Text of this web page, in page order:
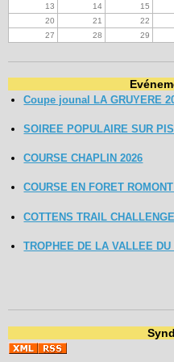
13
14 15
20
21 22
27
28 29
Coupe jounal LA GRUYERE
SOIREE POPULAIRE SUR
COURSE CHAPLIN 2026
COURSE EN FORET
COTTENS TRAIL
TROPHEE DE LA VALLEE